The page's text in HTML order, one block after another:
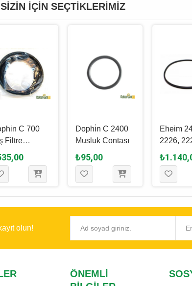
SIZIN İÇIN SEÇTIKLERIMIZ
C 700
Filtre
Dophi̇n C 2400
Musluk Contası
₺95,00
Eheim
2226,
2326,
2227,
2327,
2126,
olun!
ÖNEMLI